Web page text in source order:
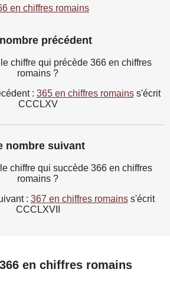
en chiffres romains
précédent
chiffre qui précède 366 en chiffres
romains ?
: 365 en chiffres romainss'écrit
CCCLXV
nombre suivant
chiffre qui succède 366 en chiffres
romains ?
: 367 en chiffres romainss'écrit
CCCLXVII
en chiffres romains